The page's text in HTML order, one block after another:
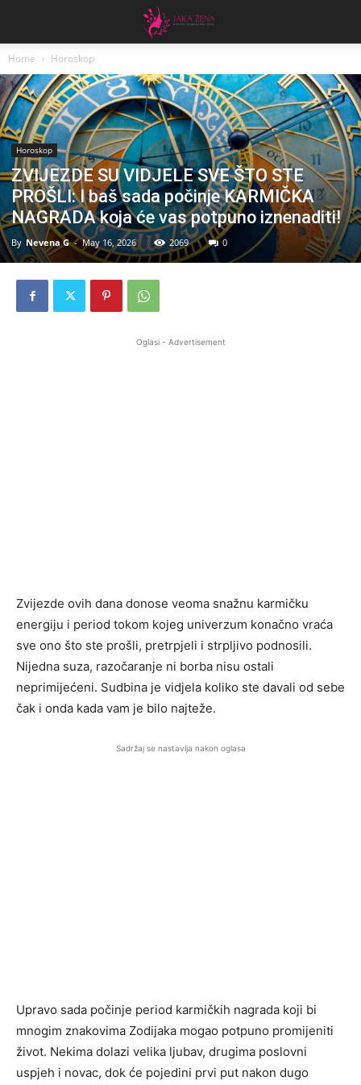
Home Horoskop
Horoskop
ZVIJEZDE SU VIDJELE SVE ŠTO STE
PROŠLI: I baš sada počinje KARMIČKA
NAGRADA koja će vas potpuno iznenaditi!
By Nevena G - May 16, 2026 2069 0
Oglasi - Advertisement
Zvijezde ovih dana donose veoma snažnu karmičku
energiju i period tokom kojeg univerzum konačno vraća
sve ono što ste prošli, pretrpjeli i strpljivo podnosili.
Nijedna suza, razočaranje ni borba nisu ostali
neprimijećeni. Sudbina je vidjela koliko ste davali od sebe
čak i onda kada vam je bilo najteže.
Sadržaj se nastavlja nakon oglasa
Upravo sada počinje period karmičkih nagrada koji bi
mnogim znakovima Zodijaka mogao potpuno promijeniti
život. Nekima dolazi velika ljubav, drugima poslovni
uspjeh i novac, dok će pojedini prvi put nakon dugo